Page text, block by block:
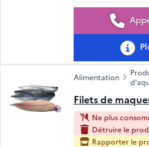
Alimentation
Filets de
Ne plus
Détruire le
Rapporter le